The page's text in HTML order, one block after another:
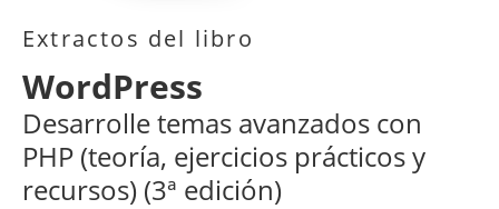
Extractos del libro
WordPress
Desarrolle temas avanzados con
PHP (teoría, ejercicios prácticos y
recursos) (3ª edición)